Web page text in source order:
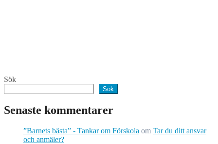
Sök
Sök
Senaste kommentarer
”Barnets bästa” - Tankar om Förskola om Tar du ditt ansvar
och anmäler?